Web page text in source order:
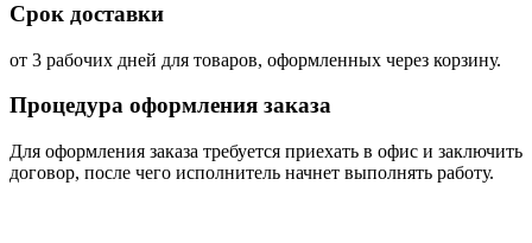
Срок доставки
от 3 рабочих дней для товаров, оформленных через корзину.
Процедура оформления заказа
Для оформления заказа требуется приехать в офис и заключить
договор, после чего исполнитель начнет выполнять работу.